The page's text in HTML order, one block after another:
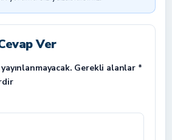
Ver
Gerekli alanlar *